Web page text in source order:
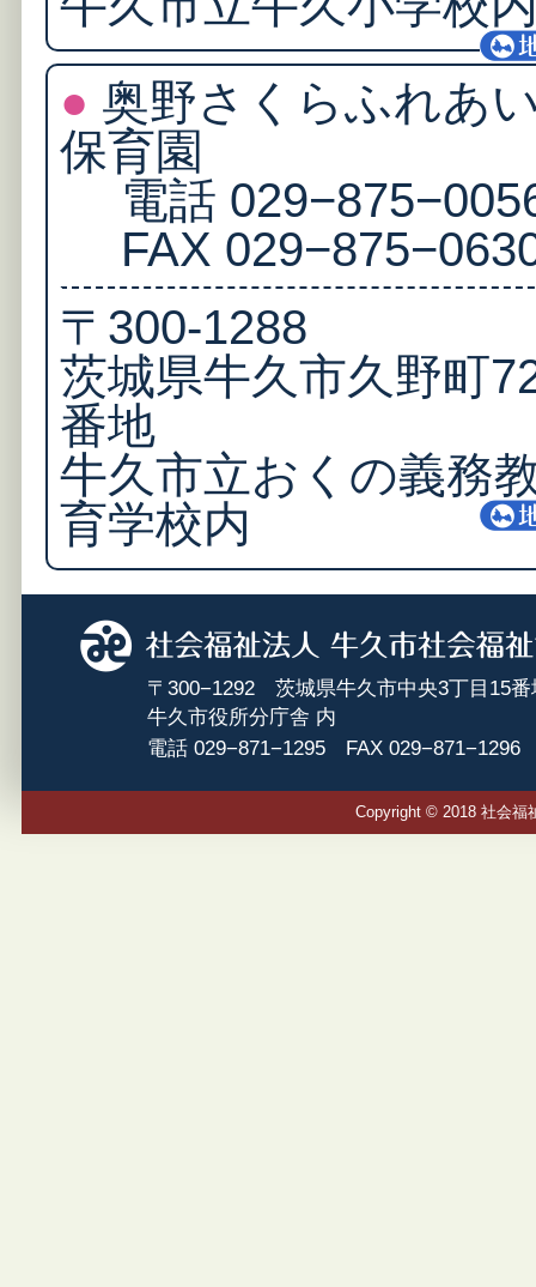
● 奥野さくらふれあ
保育園
電話
FAX
〒300-1288
茨城県牛久市久野町
番地
牛久市立おくの義務
育学校内
〒300−1292 茨城県牛久市中央3丁目15番
牛久市役所分庁舎 内
電話 029−871−1295 FAX 029−871−1296
Copyright © 2018 社会福